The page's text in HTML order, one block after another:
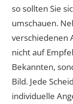
so sollten Sie
umschauen.
verschiedenen
nicht auf
Bekannten,
Bild. Jede
individuelle